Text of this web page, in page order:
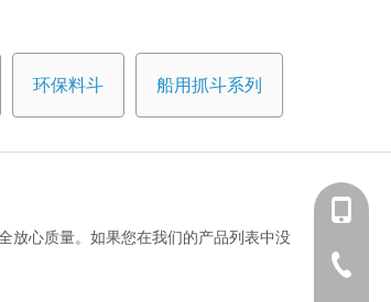
环保料斗 船用抓斗系列
放心质量。如果您在我们的产品列表中没
+86
+86
+86-